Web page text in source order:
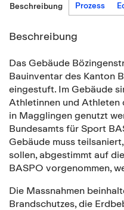
Beschreibung Prozess
Beschreibung
Das Gebäude
Bauinventar des Kanton
eingestuft. Im Gebäude
Athletinnen und Athleten
in Magglingen genutzt
Bundesamts für Sport
Gebäude muss
sollen, abgestimmt auf
BASPO vorgenommen,
Die Massnahmen
Brandschutzes, die